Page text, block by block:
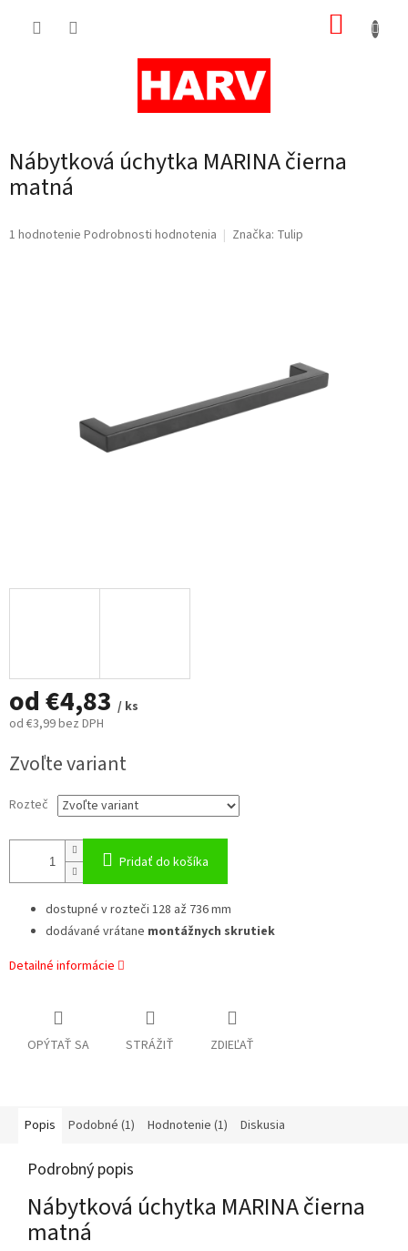
Nábytková úchytka MARINA čierna
matná
Priemerné
1 hodnotenie Podrobnosti hodnotenia Značka: Tulip
od€4,83 / ks
od €3,99bez DPH
cena:
Zvoľte variant
Rozteč
Pridať do košíka
dostupné v rozteči 128 až 736 mm
dodávané vrátane montážnych skrutiek
Detailné informácie
OPÝTAŤ SA STRÁŽIŤ ZDIEĽAŤ
Popis Podobné (1) Hodnotenie (1) Diskusia
Podrobný popis
Nábytková úchytka MARINA čierna
matná